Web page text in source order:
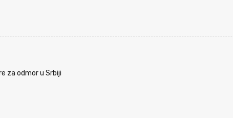
za odmor u Srbiji